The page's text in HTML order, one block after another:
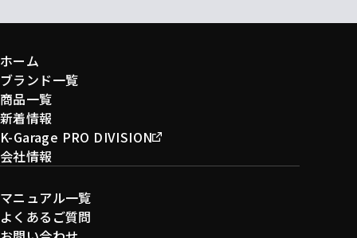
ホーム
ブランド一覧
商品一覧
新着情報
K-Garage PRO DIVISION
会社情報
マニュアル一覧
よくあるご質問